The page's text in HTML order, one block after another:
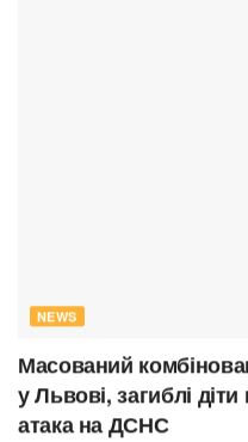
NEWS
Масований
у Львові, загиблі
атака на ДСНС